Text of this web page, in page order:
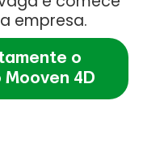
empresa.
o
4D